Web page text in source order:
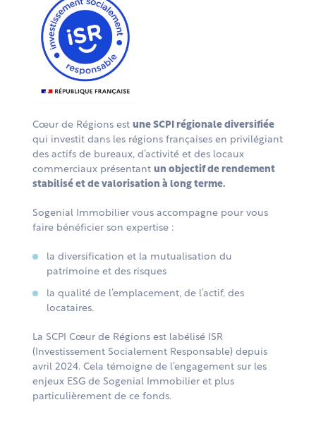
Cœur de Régions est une SCPI régionale diversifiée
qui investit dans les régions françaises en privilégiant
des actifs de bureaux, d’activité et des locaux
commerciaux présentant un objectif de rendement
stabilisé et de valorisation à long terme.
Sogenial Immobilier vous accompagne pour vous
faire bénéficier son expertise :
la diversification et la mutualisation du
patrimoine et des risques
la qualité de l’emplacement, de l’actif, des
locataires.
La SCPI Cœur de Régions est labélisé ISR
(Investissement Socialement Responsable) depuis
avril 2024. Cela témoigne de l’engagement sur les
enjeux ESG de Sogenial Immobilier et plus
particulièrement de ce fonds.